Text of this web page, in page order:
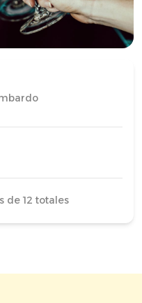
de 12 totales